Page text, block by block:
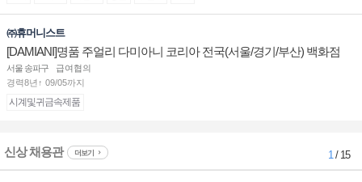
㈜휴머니스트
[DAMIANI]명품 주얼리 다미아니 코리아 전국(서울/경기/부산) 백화점
부점장/판매사원 채용
서울 송파구
급여협의
경력8년↑ 09/05까지
시계및귀금속제품
신상 채용관 더보기 1/ 15